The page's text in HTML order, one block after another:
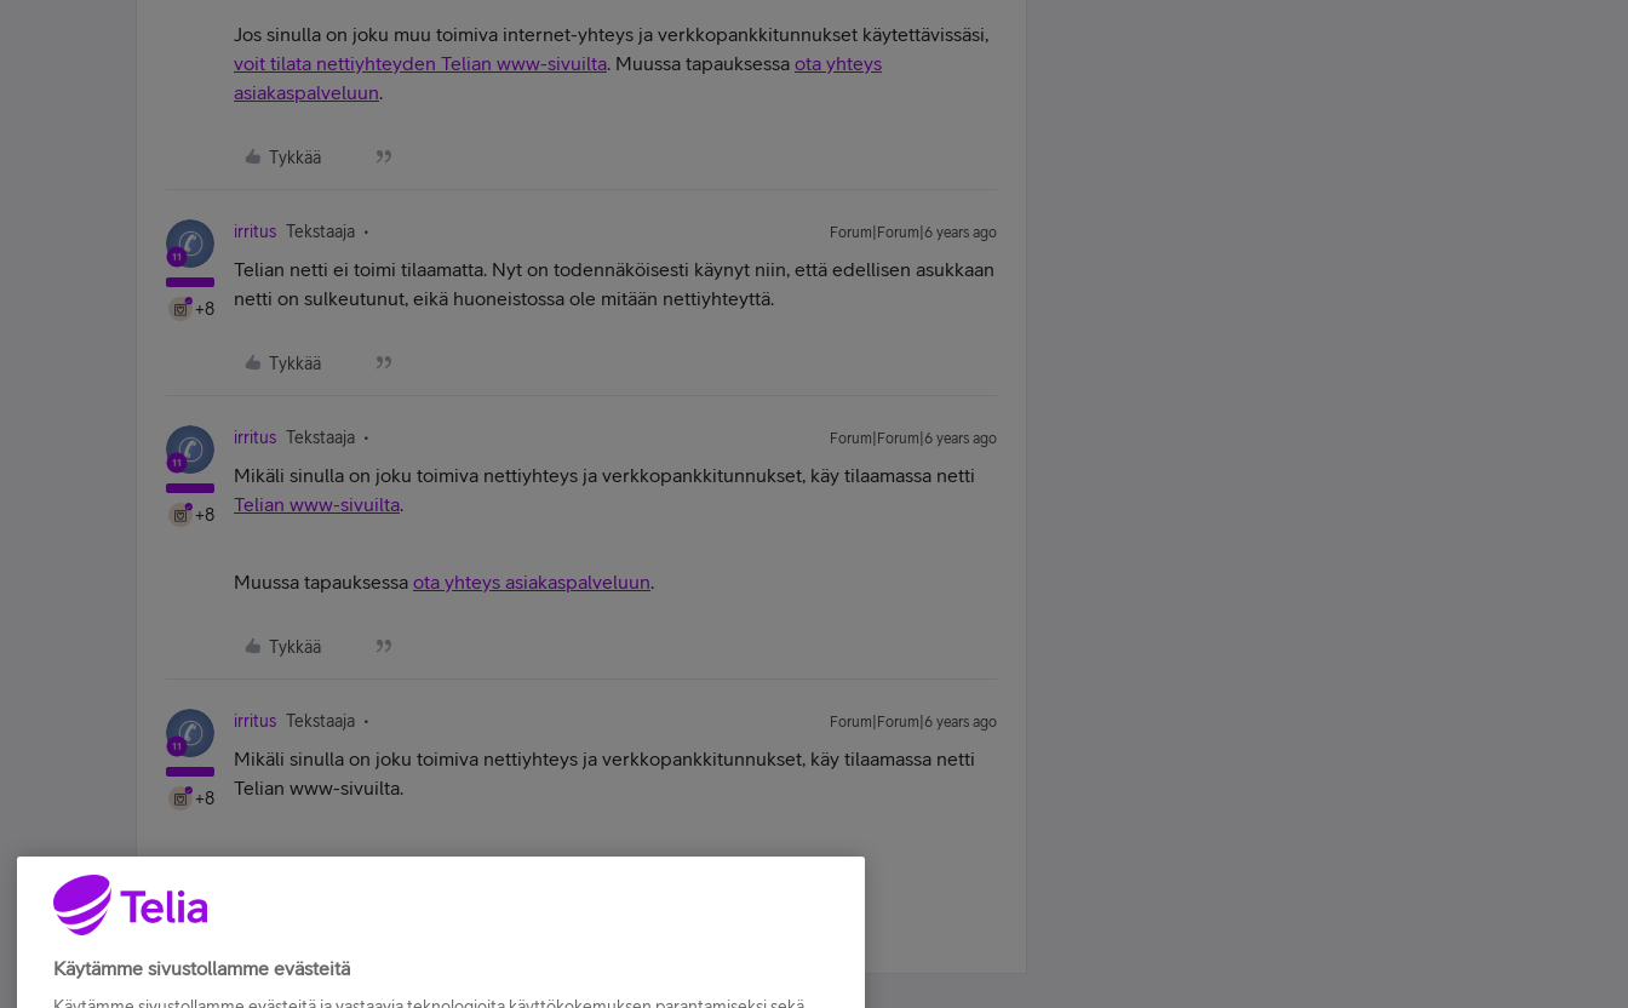
Jos sinulla on joku muu toimiva internet-yhteys ja verkkopankkitunnukset käytettävissäsi,
voit tilata nettiyhteyden Telian www-sivuilta. Muussa tapauksessa ota yhteys
asiakaspalveluun.
Tykkää
+8
irritus Tekstaaja Forum|Forum|6 years ago
Telian netti ei toimi tilaamatta. Nyt on todennäköisesti käynyt niin, että edellisen asukkaan
netti on sulkeutunut, eikä huoneistossa ole mitään nettiyhteyttä.
Tykkää
+8
irritus Tekstaaja Forum|Forum|6 years ago
Mikäli sinulla on joku toimiva nettiyhteys ja verkkopankkitunnukset, käy tilaamassa netti
Telian www-sivuilta.
Muussa tapauksessa ota yhteys asiakaspalveluun.
Tykkää
+8
irritus Tekstaaja Forum|Forum|6 years ago
Mikäli sinulla on joku toimiva nettiyhteys ja verkkopankkitunnukset, käy tilaamassa netti
Telian www-sivuilta.
Käytämme sivustollamme evästeitä